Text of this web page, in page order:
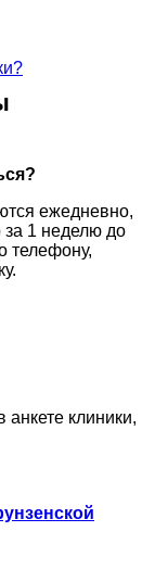
ежедневно,
за 1 неделю до
телефону,
клиники,